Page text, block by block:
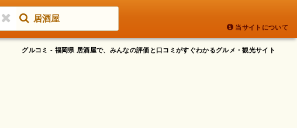
居酒屋
当サイトについて
グルコミ - 福岡県 居酒屋で、みんなの評価と口コミがすぐわかるグルメ・観光サイト